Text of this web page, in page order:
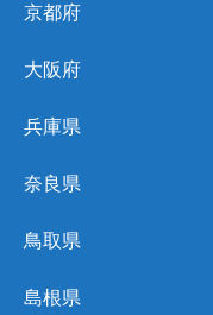
京都府
大阪府
兵庫県
奈良県
鳥取県
島根県